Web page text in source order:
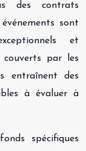
des contrats
événements sont
et
par les
entraînent des
à évaluer à
spécifiques